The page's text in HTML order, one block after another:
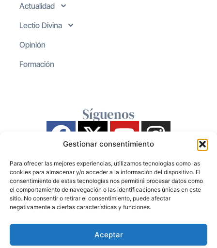
Gestionar consentimiento
Para ofrecer las mejores experiencias, utilizamos tecnologías como las
cookies para almacenar y/o acceder a la información del dispositivo. El
consentimiento de estas tecnologías nos permitirá procesar datos como
el comportamiento de navegación o las identificaciones únicas en este
sitio. No consentir o retirar el consentimiento, puede afectar
negativamente a ciertas características y funciones.
Aceptar
Actualidad
Lectio Divina
Opinión
Formación
Síguenos